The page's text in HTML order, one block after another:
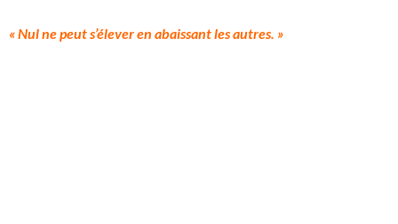
« Nul ne peut s’élever en abaissant les autres. »